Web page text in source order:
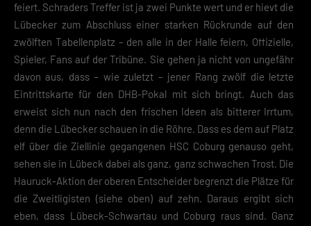
feiert. Schraders Treffer ist ja zwei Punkte wert und er hievt die
Lübecker zum Abschluss einer starken Rückrunde auf den
zwölften Tabellenplatz – den alle in der Halle feiern, Offizielle,
Spieler, Fans auf der Tribüne. Sie gehen ja nicht von ungefähr
davon aus, dass – wie zuletzt – jener Rang zwölf die letzte
Eintrittskarte für den DHB-Pokal mit sich bringt. Auch das
erweist sich nun nach den frischen Ideen als bitterer Irrtum,
denn die Lübecker schauen in die Röhre. Dass es dem auf Platz
elf über die Ziellinie gegangenen HSC Coburg genauso geht,
sehen sie in Lübeck dabei als ganz, ganz schwachen Trost. Die
Hauruck-Aktion der oberen Entscheider begrenzt die Plätze für
die Zweitligisten (siehe oben) auf zehn. Daraus ergibt sich
eben, dass Lübeck-Schwartau und Coburg raus sind. Ganz